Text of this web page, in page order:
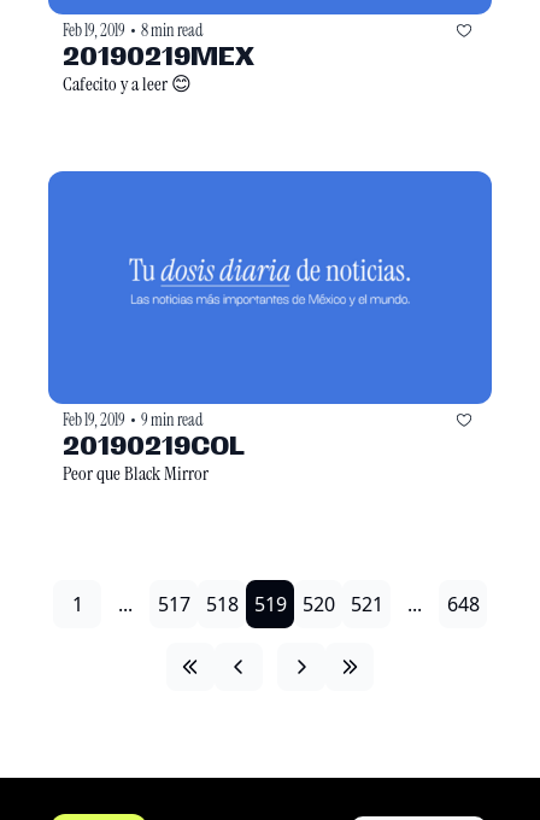
Feb 19, 2019 • 8 min read
20190219MEX
Cafecito y a leer 😊
Feb 19, 2019 • 9 min read
20190219COL
Peor que Black Mirror
1 ... 517 518 519 520 521 ... 648